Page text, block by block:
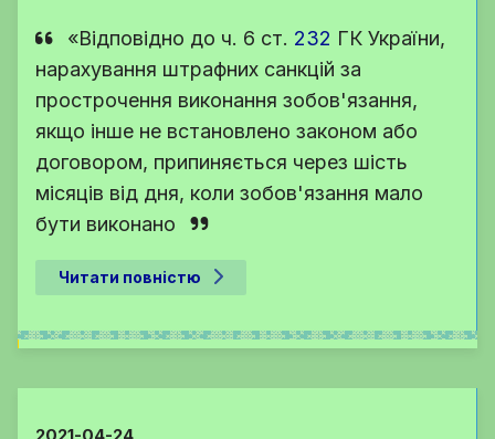
«Відповідно до ч. 6 ст. 232 ГК України,
нарахування штрафних санкцій за
прострочення виконання зобов'язання,
якщо інше не встановлено законом або
договором, припиняється через шість
місяців від дня, коли зобов'язання мало
бути виконано
Читати повністю